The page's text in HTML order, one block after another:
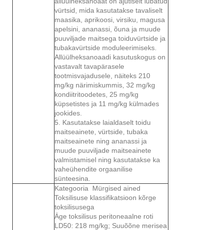
vürtsid, mida kasutatakse tavaliselt
maasika, aprikoosi, virsiku, magusa
apelsini, ananassi, õuna ja muude
puuviljade maitsega toiduvürtside ja
tubakavürtside moduleerimiseks.
Allüülheksanoaadi kasutuskogus on
vastavalt tavapärasele
tootmisvajadusele, näiteks 210
mg/kg närimiskummis, 32 mg/kg
kondiitritoodetes, 25 mg/kg
küpsetistes ja 11 mg/kg külmades
jookides.
5. Kasutatakse laialdaselt toidu
maitseainete, vürtside, tubaka
maitseainete ning ananassi ja
muude puuviljade maitseainete
valmistamisel ning kasutatakse ka
vaheühendite orgaanilise
sünteesina.
Kategooria Mürgised ained
Toksilisuse klassifikatsioon kõrge
toksilisusega
Äge toksilisus peritoneaalne roti
LD50: 218 mg/kg; Suuõõne merisea